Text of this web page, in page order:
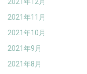
2021年11月
2021年10月
2021年9月
2021年8月